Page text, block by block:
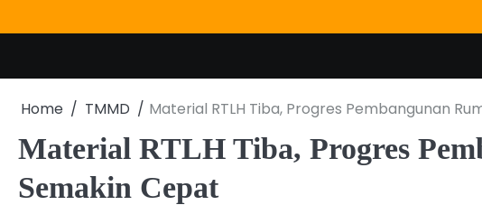
to
Home TMMD Material RTLH Tiba, Progres Pembangunan
Material RTLH Tiba, Progres
Semakin Cepat